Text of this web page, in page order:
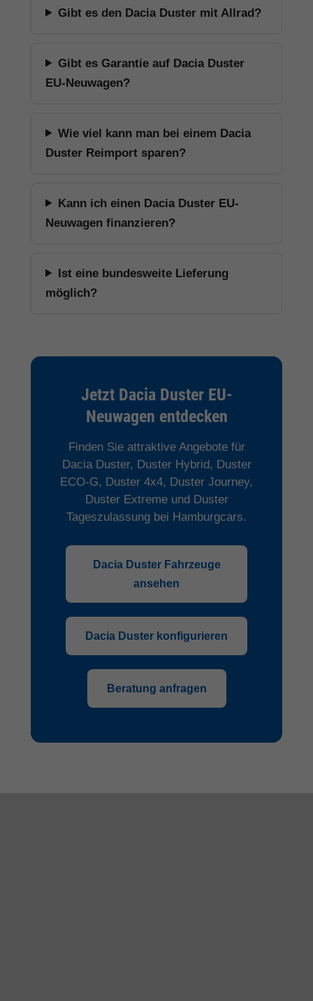
Gibt es den Dacia Duster mit Allrad?
Gibt es Garantie auf Dacia Duster
EU-Neuwagen?
Wie viel kann man bei einem Dacia
Duster Reimport sparen?
Kann ich einen Dacia Duster EU-
Neuwagen finanzieren?
Ist eine bundesweite Lieferung
möglich?
Jetzt Dacia Duster EU-
Neuwagen entdecken
Finden Sie attraktive Angebote für
Dacia Duster, Duster Hybrid, Duster
ECO-G, Duster 4x4, Duster Journey,
Duster Extreme und Duster
Tageszulassung bei Hamburgcars.
Dacia Duster Fahrzeuge
ansehen
Dacia Duster konfigurieren
Beratung anfragen